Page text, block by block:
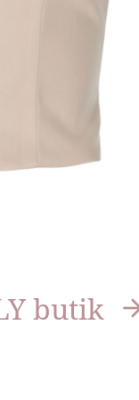
butik